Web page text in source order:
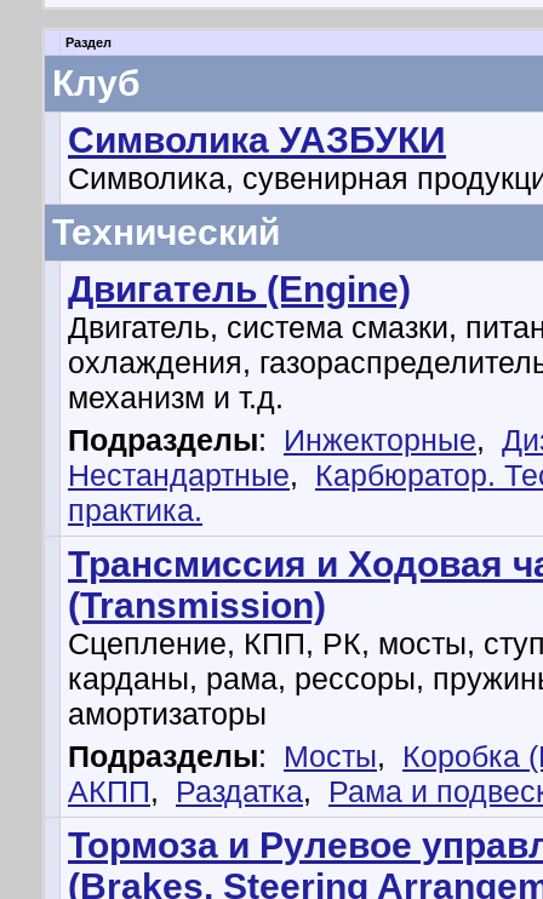
Раздел
Клуб
Символика УАЗБУКИ
Символика, сувенирная
Технический
Двигатель (Engine)
Двигатель, система смазки,
охлаждения,
механизм и т.д.
Подразделы: Инжекторные,
Нестандартные,
Карбюратор.
практика.
Трансмиссия и Ходовая
(Transmission)
Сцепление, КПП, РК, мосты,
карданы, рама, рессоры,
амортизаторы
Подразделы: Мосты,
Коробка
АКПП, Раздатка, Рама и
Тормоза и Рулевое
(Brakes, Steering